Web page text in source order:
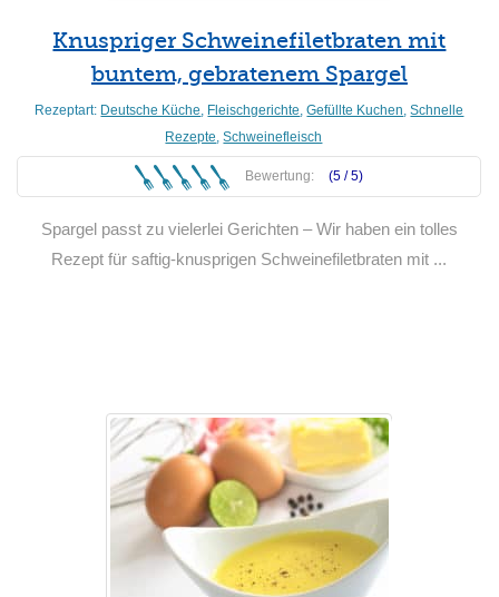
Knuspriger Schweinefiletbraten mit
buntem, gebratenem Spargel
Rezeptart: Deutsche Küche, Fleischgerichte,Gefüllte Kuchen,Schnelle
Rezepte,Schweinefleisch
Bewertung: (5 /5)
Spargel passt zu vielerlei Gerichten – Wir haben ein tolles
Rezept für saftig-knusprigen Schweinefiletbraten mit ...